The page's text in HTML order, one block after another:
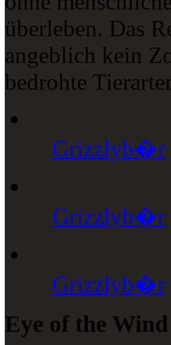
überleben. Das
angeblich kein
bedrohte
Grizzlyb�r
Grizzlyb�r
Grizzlyb�r
Eye of the